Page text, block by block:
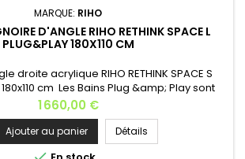
MARQUE: RIHO
D'ANGLE RIHO RETHINK SPACE L
PLUG&PLAY 180X110 CM
droite acrylique RIHO RETHINK SPACE S
cm Les Bains Plug &amp; Play sont
collés sans soudure dans le même
*Les baignoires Plug&amp;Play ne
pas l’installation d’un système
Version: droite ou gauche Poids: 62
Prix
1 660,00 €
Ajouter au panier Détails